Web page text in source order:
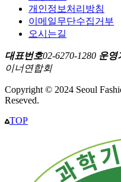
개인정보처리방침
이메일무단수집거부
오시는길
대표번호02-6270-1280 운영
이너연합회
Copyright © 2024 Seoul
Reseved.
TOP